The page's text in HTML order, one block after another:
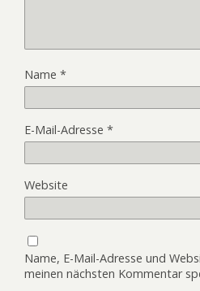
Name *
E-Mail-Adresse *
Website
Name, E-Mail-Adresse und
meinen nächsten Kommentar